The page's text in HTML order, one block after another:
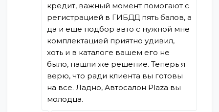
кредит, важный момент помогают с
регистрацией в ГИБДД пять балов, а
да и еще подбор авто с нужной мне
комплектацией приятно удивил,
хоть и в каталоге вашем его не
было, нашли же решение. Теперь я
верю, что ради клиента вы готовы
на все. Ладно, Автосалон Plaza вы
молодца.